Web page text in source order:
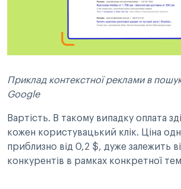
Приклад контекстної реклами в
Google
Вартість. В такому випадку оплата
кожен користувацький клік. Ціна
приблизно від 0,2 $, дуже залежить
конкурентів в рамках конкретної